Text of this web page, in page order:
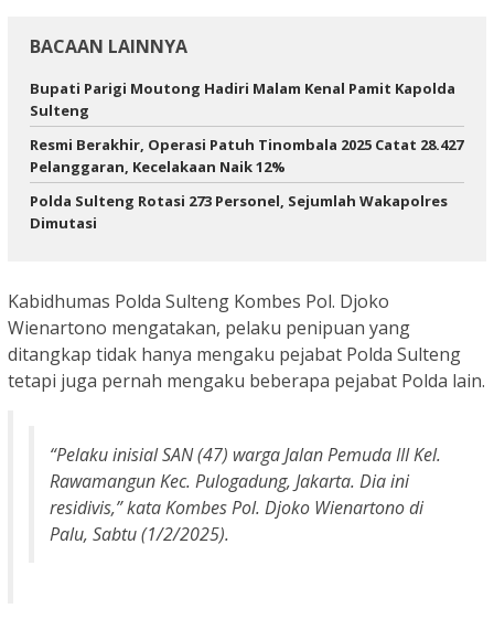
BACAAN LAINNYA
Bupati Parigi Moutong Hadiri Malam Kenal Pamit Kapolda
Sulteng
Resmi Berakhir, Operasi Patuh Tinombala 2025 Catat 28.427
Pelanggaran, Kecelakaan Naik 12%
Polda Sulteng Rotasi 273 Personel, Sejumlah Wakapolres
Dimutasi
Kabidhumas Polda Sulteng Kombes Pol. Djoko
Wienartono mengatakan, pelaku penipuan yang
ditangkap tidak hanya mengaku pejabat Polda Sulteng
tetapi juga pernah mengaku beberapa pejabat Polda lain.
“Pelaku inisial SAN (47) warga Jalan Pemuda III Kel.
Rawamangun Kec. Pulogadung, Jakarta. Dia ini
residivis,” kata Kombes Pol. Djoko Wienartono di
Palu, Sabtu (1/2/2025).